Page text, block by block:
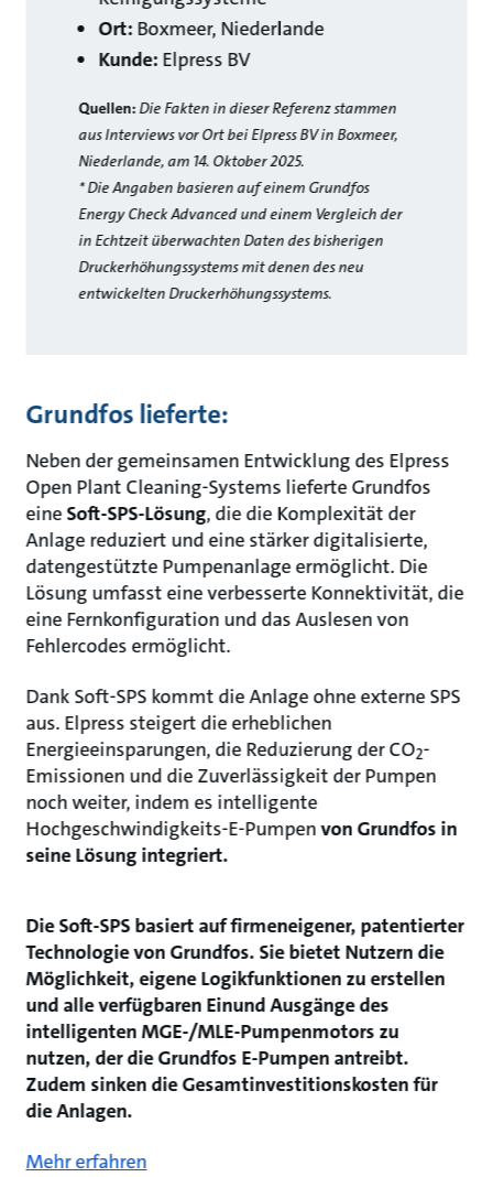
Ort:Boxmeer, Niederlande
Kunde:Elpress BV
Quellen:Die Fakten in dieser Referenz stammen
aus Interviews vor Ort bei Elpress BV in Boxmeer,
Niederlande, am 14. Oktober 2025.
* Die Angaben basieren auf einem Grundfos
Energy Check Advanced und einem Vergleich der
in Echtzeit überwachten Daten des bisherigen
Druckerhöhungssystems mit denen des neu
entwickelten Druckerhöhungssystems.
Grundfos lieferte:
Neben der gemeinsamen Entwicklung des Elpress
Open Plant Cleaning-Systems lieferte Grundfos
eineSoft-SPS-Lösung, die die Komplexität der
Anlage reduziert und eine stärker digitalisierte,
datengestützte Pumpenanlage ermöglicht. Die
Lösung umfasst eine verbesserte Konnektivität, die
eine Fernkonfiguration und das Auslesen von
Fehlercodes ermöglicht.
Dank Soft-SPS kommt die Anlage ohne externe SPS
aus. Elpress steigert die erheblichen
Energieeinsparungen, die Reduzierung der CO2-
Emissionen und die Zuverlässigkeit der Pumpen
noch weiter, indem es intelligente
Hochgeschwindigkeits-E-Pumpenvon Grundfos in
seine Lösung integriert.
Die Soft-SPS basiert auf firmeneigener, patentierter
Technologie von Grundfos. Sie bietet Nutzern die
Möglichkeit, eigene Logikfunktionen zu erstellen
und alle verfügbaren Einund Ausgänge des
intelligenten MGE-/MLE-Pumpenmotors zu
nutzen, der die Grundfos E-Pumpen antreibt.
Zudem sinken die Gesamtinvestitionskosten für
die Anlagen.
Mehr erfahren